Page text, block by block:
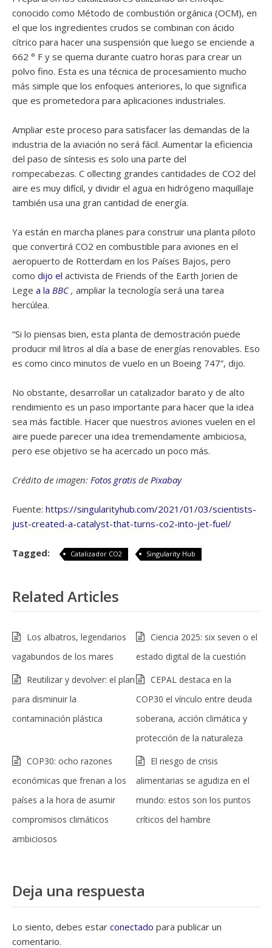
conocido como Método de combustión orgánica (OCM), en
el que los ingredientes crudos se combinan con ácido
cítrico para hacer una suspensión que luego se enciende a
662 ° F y se quema durante cuatro horas para crear un
polvo fino. Esta es una técnica de procesamiento mucho
más simple que los enfoques anteriores, lo que significa
que es prometedora para aplicaciones industriales.
Ampliar este proceso para satisfacer las demandas de la
industria de la aviación no será fácil. Aumentar la eficiencia
del paso de síntesis es solo una parte del
rompecabezas. C ollecting grandes cantidades de CO2 del
aire es muy difícil, y dividir el agua en hidrógeno maquillaje
también usa una gran cantidad de energía.
Ya están en marcha planes para construir una planta piloto
que convertirá CO2 en combustible para aviones en el
aeropuerto de Rotterdam en los Países Bajos, pero
como dijo el activista de Friends of the Earth Jorien de
Lege a la BBC, ampliar la tecnología será una tarea
hercúlea.
“Si lo piensas bien, esta planta de demostración puede
producir mil litros al día a base de energías renovables. Eso
es como cinco minutos de vuelo en un Boeing 747”, dijo.
No obstante, desarrollar un catalizador barato y de alto
rendimiento es un paso importante para hacer que la idea
sea más factible. Hacer que nuestros aviones vuelen en el
aire puede parecer una idea tremendamente ambiciosa,
pero ese objetivo se ha acercado un poco más.
Crédito de imagen: Fotos gratis de Pixabay
Fuente: https://singularityhub.com/2021/01/03/scientists-
just-created-a-catalyst-that-turns-co2-into-jet-fuel/
Tagged: Catalizador CO2 Singularity Hub
Related Articles
Los albatros, legendarios
vagabundos de los mares
Ciencia 2025: six seven o el
estado digital de la cuestión
Reutilizar y devolver: el plan
para disminuir la
contaminación plástica
CEPAL destaca en la
COP30 el vínculo entre deuda
soberana, acción climática y
protección de la naturaleza
COP30: ocho razones
económicas que frenan a los
países a la hora de asumir
compromisos climáticos
ambiciosos
El riesgo de crisis
alimentarias se agudiza en el
mundo: estos son los puntos
críticos del hambre
Deja una respuesta
Lo siento, debes estar conectado para publicar un
comentario.